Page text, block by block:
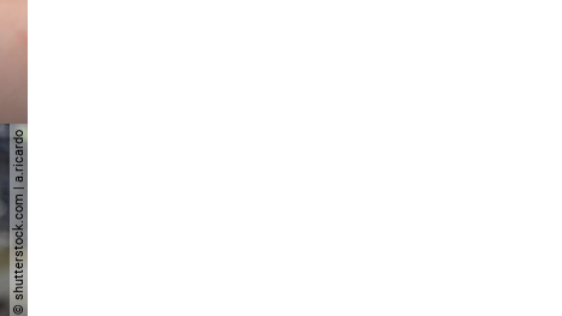
© shutterstock.com | a.ricardo